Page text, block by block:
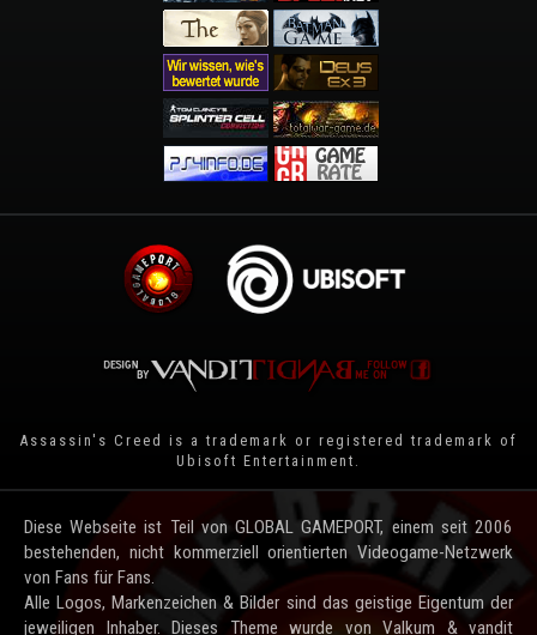
Assassin's Creed is a trademark or registered trademark of
Ubisoft Entertainment
Diese Webseite ist Teil von GLOBAL GAMEPORT, einem seit 2006
bestehenden, nicht kommerziell orientierten Videogame-Netzwerk
von Fans für Fans.
Alle Logos, Markenzeichen & Bilder sind das geistige Eigentum der
jeweiligen Inhaber. Dieses Theme wurde von Valkum & vandit